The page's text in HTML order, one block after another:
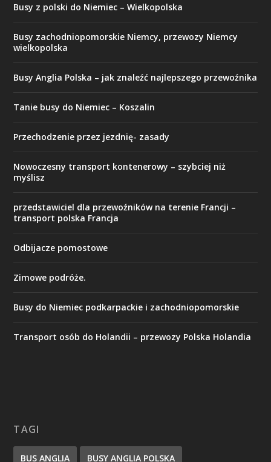
Busy z polski do Niemiec – Wielkopolska
Busy zachodniopomorskie Niemcy, przewozy Niemcy
wielkopolska
Busy Anglia Polska – jak znaleźć najlepszego przewoźnika
Tanie busy do Niemiec – Koszalin
Przechodzenie przez jezdnię- zasady
​Nowoczesny transport kontenerowy – szybciej niż
myślisz
przedstawiciel dla przewoźników na terenie Francji –
transport polska Francja
Odbijacze pomostowe
Zimowe podróże.
Busy do Niemiec podkarpackie i zachodniopomorskie
Transport osób do Holandii – przewozy Polska Holandia
TAGI
BUS ANGLIA BUSY ANGLIA POLSKA